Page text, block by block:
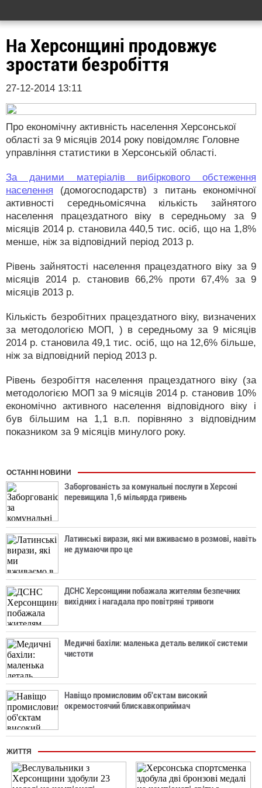
На Херсонщині продовжує
зростати безробіття
27-12-2014 13:11
Про економічну активність населення Херсонської
області за 9 місяців 2014 року повідомляє Головне
управління статистики в Херсонській області.
За даними матеріалів вибіркового обстеження
населення (домогосподарств) з питань економічної
активності середньомісячна кількість зайнятого
населення працездатного віку в середньому за 9
місяців 2014 р. становила 440,5 тис. осіб, що на 1,8%
менше, ніж за відповідний період 2013 р.
Рівень зайнятості населення працездатного віку за 9
місяців 2014 р. становив 66,2% проти 67,4% за 9
місяців 2013 р.
Кількість безробітних працездатного віку, визначених
за методологією МОП, ) в середньому за 9 місяців
2014 р. становила 49,1 тис. осіб, що на 12,6% більше,
ніж за відповідний період 2013 р.
Рівень безробіття населення працездатного віку (за
методологією МОП за 9 місяців 2014 р. становив 10%
економічно активного населення відповідного віку і
був більшим на 1,1 в.п. порівняно з відповідним
показником за 9 місяців минулого року.
ОСТАННІ НОВИНИ
Заборгованість за комунальні послуги в Херсоні
перевищила 1,6 мільярда гривень
Латинські вирази, які ми вживаємо в розмові, навіть
не думаючи про це
ДСНС Херсонщини побажала жителям безпечних
вихідних і нагадала про повітряні тривоги
Медичні бахіли: маленька деталь великої системи
чистоти
Навіщо промисловим об'єктам високий
окремостоячий блискавкоприймач
ЖИТТЯ